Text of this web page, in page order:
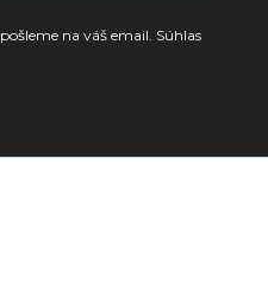
na váš email. Súhlas